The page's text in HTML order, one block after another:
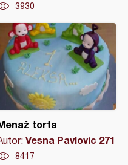
3930
torta
Vesna Pavlovic 271
8417